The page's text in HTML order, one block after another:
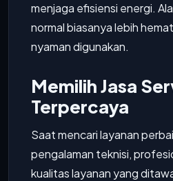
menjaga efisiensi energi.
normal biasanya lebih
nyaman digunakan.
Memilih Jasa
Terpercaya
Saat mencari layanan
pengalaman teknisi,
kualitas layanan yang